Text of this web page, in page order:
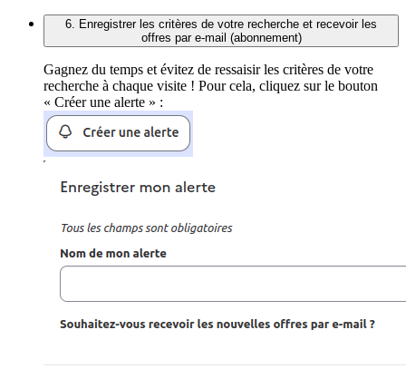
6. Enregistrer les critères de votre recherche et recevoir les
offres par e-mail (abonnement)
Gagnez du temps et évitez de ressaisir les critères de votre
recherche à chaque visite ! Pour cela, cliquez sur le bouton
« Créer une alerte » :